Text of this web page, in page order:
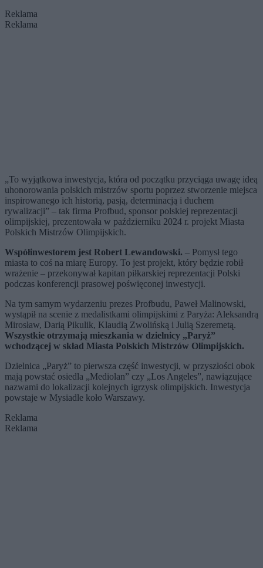
Reklama
Reklama
„To wyjątkowa inwestycja, która od początku przyciąga uwagę ideą
uhonorowania polskich mistrzów sportu poprzez stworzenie miejsca
inspirowanego ich historią, pasją, determinacją i duchem
rywalizacji” – tak firma Profbud, sponsor polskiej reprezentacji
olimpijskiej, prezentowała w październiku 2024 r. projekt Miasta
Polskich Mistrzów Olimpijskich.
Współinwestorem jest Robert Lewandowski. – Pomysł tego
miasta to coś na miarę Europy. To jest projekt, który będzie robił
wrażenie – przekonywał kapitan piłkarskiej reprezentacji Polski
podczas konferencji prasowej poświęconej inwestycji.
Na tym samym wydarzeniu prezes Profbudu, Paweł Malinowski,
wystąpił na scenie z medalistkami olimpijskimi z Paryża: Aleksandrą
Mirosław, Darią Pikulik, Klaudią Zwolińską i Julią Szeremetą.
Wszystkie otrzymają mieszkania w dzielnicy „Paryż”
wchodzącej w skład Miasta Polskich Mistrzów Olimpijskich.
Dzielnica „Paryż” to pierwsza część inwestycji, w przyszłości obok
mają powstać osiedla „Mediolan” czy „Los Angeles”, nawiązujące
nazwami do lokalizacji kolejnych igrzysk olimpijskich. Inwestycja
powstaje w Mysiadle koło Warszawy.
Reklama
Reklama